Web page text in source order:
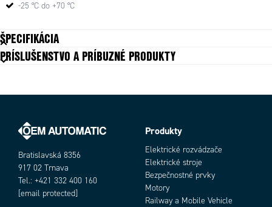
-25 °C do +70 °C
ŠPECIFIKÁCIA
PRÍSLUŠENSTVO A PRÍBUZNÉ PRODUKTY
Objednávacie číslo
Bratislavská 8356
917 02 Trnava
Tel.: +421 332 400 160
[email protected]
Produkty
Elektrické rozvádzače
Elektrické stroje
Bezpečnostné prvky
Motory
Railway a Mobile Vehicle